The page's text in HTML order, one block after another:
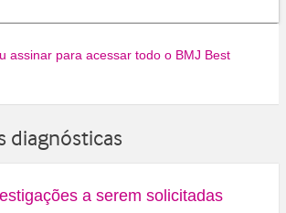
assinar para acessar todo o BMJ Best
diagnósticas
a serem solicitadas